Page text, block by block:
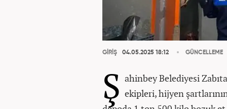
GİRİŞ 04.05.2025 18:12 GÜNCELLEME
Ş ahinbey Belediyesi
ekipleri, hijyen